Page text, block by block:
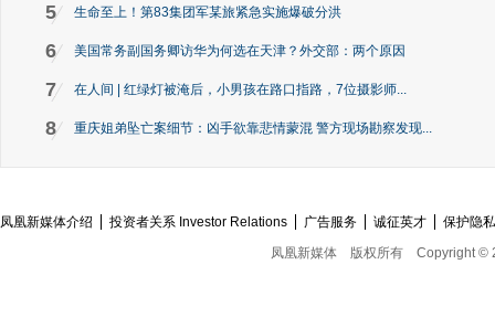
5 生命至上！第83集团军某旅紧急实施爆破分洪
6 美国常务副国务卿访华为何选在天津？外交部：两个原因
7 在人间 | 红绿灯被淹后，小男孩在路口指路，7位摄影师...
8 重庆姐弟坠亡案细节：凶手欲靠悲情蒙混 警方现场勘察发现...
凤凰新媒体介绍 投资者关系 Investor Relations 广告服务 诚征英才
保护隐
凤凰新媒体
版权所有 Copyright ©